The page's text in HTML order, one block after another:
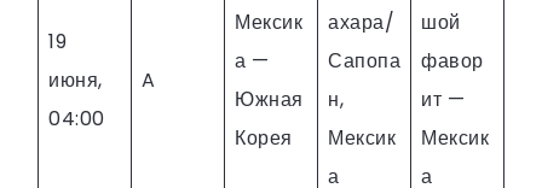
19
июня,
04:00
A
Мексик
а —
Южная
Корея
ахара/
Сапопа
н,
Мексик
а
шой
фавор
ит —
Мексик
а